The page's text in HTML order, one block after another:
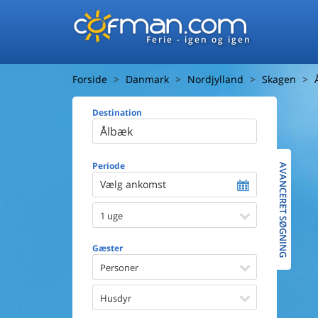
Ferie - igen og igen
Forside Danmark Nordjylland Skagen
Destination
Periode
Vælg ankomst
1 uge
Gæster
Personer
Husdyr
Afstand til
Udsigt til
Faciliteter
Spa
AVANCERET SØGNING